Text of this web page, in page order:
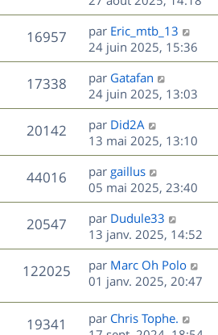
a
g
e
e
s
s
a
g
e
s
e
r
m
e
s
s
a
g
e
u
s
r
n
i
e
r
m
e
s
s
a
g
e
16957V
u
e
s
D
e
r
n
i
e
r
m
e
s
s
a
g
e
par Eric_mtb_13
24 juin 2025, 15:36
17338V
u
e
D
e
r
n
i
e
r
m
e
s
s
a
g
e
par Gatafan
24 juin 2025, 13:03
20142V
u
e
s
D
e
r
n
i
e
r
m
e
s
s
a
g
par Did2A
13 mai 2025, 13:10
44016V
u
s
D
e
r
n
i
e
r
m
e
s
s
par gaillus
05 mai 2025, 23:40
20547V
u
e
D
e
r
n
i
r
m
par Dudule33
13 janv. 2025, 14:52
122025V
u
D
e
i
par Marc Oh Polo
01 janv. 2025, 20:47
19341
D
par Chris Tophe.